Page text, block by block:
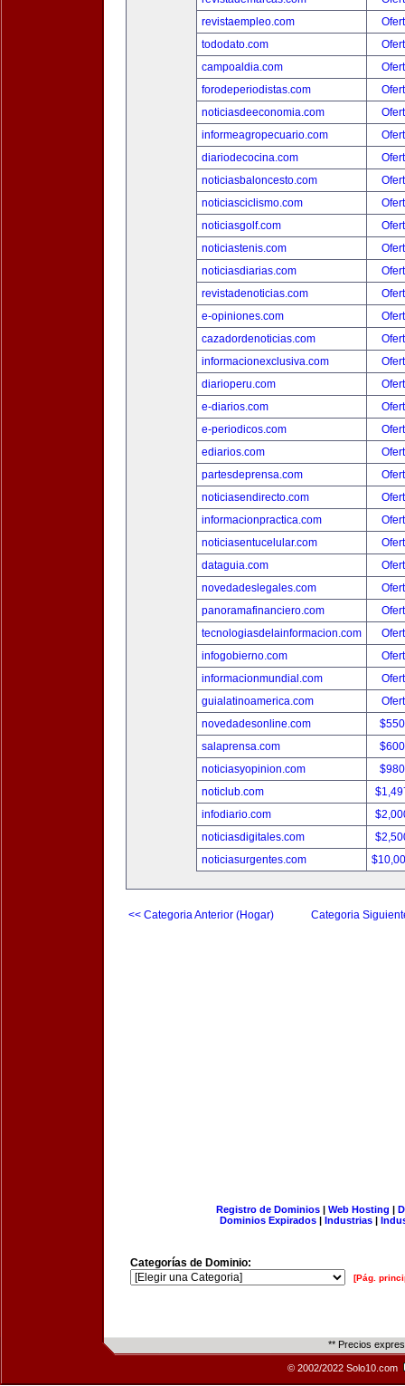
revistaempleo.com
tododato.com
campoaldia.com
forodeperiodistas.com
noticiasdeeconomia.com
informeagropecuario.com
diariodecocina.com
noticiasbaloncesto.com
noticiasciclismo.com
noticiasgolf.com
noticiastenis.com
noticiasdiarias.com
revistadenoticias.com
e-opiniones.com
cazadordenoticias.com
informacionexclusiva.com
diarioperu.com
e-diarios.com
e-periodicos.com
ediarios.com
partesdeprensa.com
noticiasendirecto.com
informacionpractica.com
noticiasentucelular.com
dataguia.com
novedadeslegales.com
panoramafinanciero.com
tecnologiasdelainformacion.com
infogobierno.com
informacionmundial.com
guialatinoamerica.com
novedadesonline.com
salaprensa.com
noticiasyopinion.com
noticlub.com
infodiario.com
noticiasdigitales.com
noticiasurgentes.com
<< Categoria Anterior (Hogar) Categoria
Registro de Dominios| Web Hosting |
Dominios Expirados | Industrias |
Categorías de Dominio:
[Pág.
** Precios
© 2002/2022 Solo10.com